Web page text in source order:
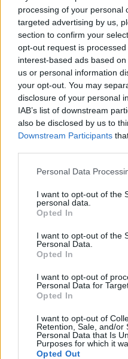
processing of your personal
targeted advertising by us,
section to confirm your
opt-out request is
interest-based ads based
us or personal information
your opt-out. You may
disclosure of your personal
IAB’s list of downstream
also be disclosed by us to
Downstream Participants
Personal Data
I want to opt-out of the
personal data.
Opted In
I want to opt-out of the
Personal Data.
Opted In
I want to opt-out of
Personal Data for
Opted In
I want to opt-out of
Retention, Sale, and/or
Personal Data that Is
Purposes for which it
Opted Out
Ψηφιακό Δελτίο
λαϊκές αγορές και τα
06/08/2026 10:58
Guardian: Έρχονται
ελαιόλαδο – Η ακραία
05/08/2026 23:19